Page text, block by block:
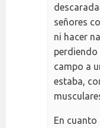
señores
ni hacer
perdiendo
campo a
estaba,
En cuanto